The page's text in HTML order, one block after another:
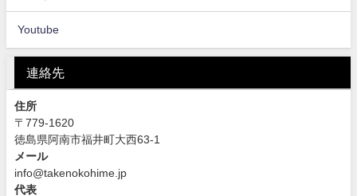
Youtube
連絡先
住所
〒779-1620
徳島県阿南市福井町大西63-1
メール
info@takenokohime.jp
代表